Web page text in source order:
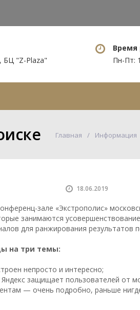
БЦ "Z-Plaza"
Время
Пн-Пт:
Главная Информация
18.06.2019
зале «Экстрополис»
занимаются
для ранжирования результатов
на три темы:
непросто и интересно;
Яндекс защищает пользователей от
— очень подробно, раньше